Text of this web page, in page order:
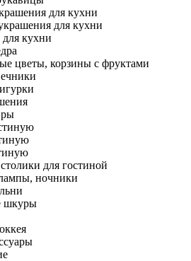
для кухни
для кухни
кухни
цветы, корзины с фруктами
для гостиной
ночники
шкуры